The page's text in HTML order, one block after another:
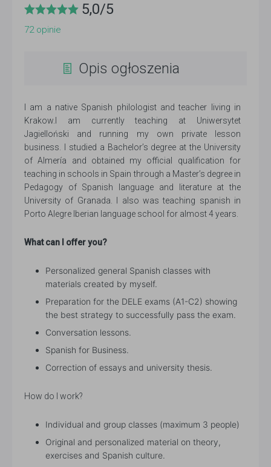
5,0/5
72opinie
Opis ogłoszenia
I am a native Spanish philologist and teacher living in
Krakow.I am currently teaching at Uniwersytet
Jagielloński and running my own private lesson
business. I studied a Bachelor’s degree at the University
of Almería and obtained my official qualification for
teaching in schools in Spain through a Master’s degree in
Pedagogy of Spanish language and literature at the
University of Granada. I also was teaching spanish in
Porto Alegre Iberian language school for almost 4 years.
What can I offer you?
Personalized general Spanish classes with
materials created by myself.
Preparation for the DELE exams (A1-C2) showing
the best strategy to successfully pass the exam.
Conversation lessons.
Spanish for Business.
Correction of essays and university thesis.
How do I work?
Individual and group classes (maximum 3 people)
Original and personalized material on theory,
exercises and Spanish culture.